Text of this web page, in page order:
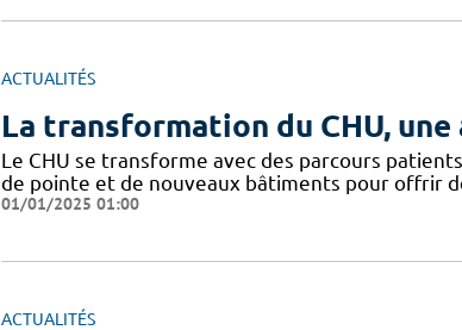
ACTUALITÉS
La transformation du CHU,
Le CHU se transforme avec des parcours
de pointe et de nouveaux bâtiments pour offrir
01/01/2025 01:00
ACTUALITÉS